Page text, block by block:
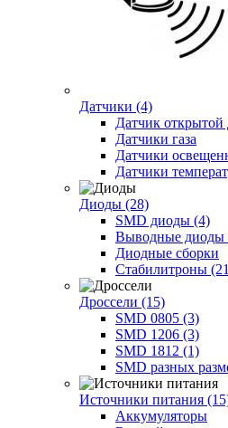
Датчики (4)
Датчик открытой
Датчики газа
Датчики
Датчики
Диоды (28)
SMD диоды (4)
Выводные диоды
Диодные сборки
Стабилитроны
Дроссели (15)
SMD 0805 (3)
SMD 1206 (3)
SMD 1812 (1)
SMD разных
Источники питания
Аккумуляторы